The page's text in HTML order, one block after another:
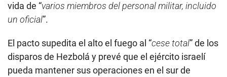
vida de “varios miembros del personal militar, incluido
un oficial”.
El pacto supedita el alto el fuego al “cese total” de los
disparos de Hezbolá y prevé que el ejército israelí
pueda mantener sus operaciones en el sur de